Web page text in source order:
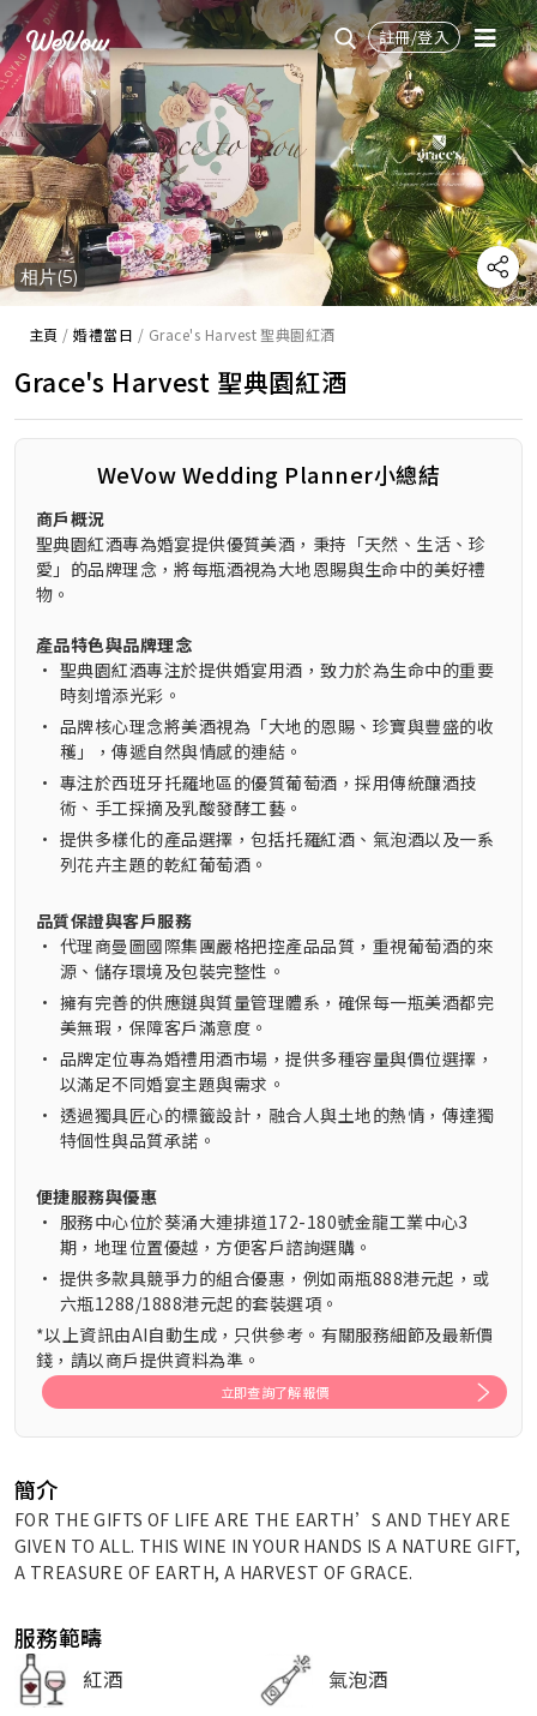
註冊/登入
相片(5)
主頁 /婚禮當日 / Grace's Harvest 聖典園紅酒
Grace's Harvest 聖典園紅酒
WeVow Wedding Planner小總結
商戶概況
聖典園紅酒專為婚宴提供優質美酒，秉持「天然、生活、珍
愛」的品牌理念，將每瓶酒視為大地恩賜與生命中的美好禮
物。
產品特色與品牌理念
• 聖典園紅酒專注於提供婚宴用酒，致力於為生命中的重要
時刻增添光彩。
• 品牌核心理念將美酒視為「大地的恩賜、珍寶與豐盛的收
穫」，傳遞自然與情感的連結。
• 專注於西班牙托羅地區的優質葡萄酒，採用傳統釀酒技
術、手工採摘及乳酸發酵工藝。
• 提供多樣化的產品選擇，包括托羅紅酒、氣泡酒以及一系
列花卉主題的乾紅葡萄酒。
品質保證與客戶服務
• 代理商曼圖國際集團嚴格把控產品品質，重視葡萄酒的來
源、儲存環境及包裝完整性。
• 擁有完善的供應鏈與質量管理體系，確保每一瓶美酒都完
美無瑕，保障客戶滿意度。
• 品牌定位專為婚禮用酒市場，提供多種容量與價位選擇，
以滿足不同婚宴主題與需求。
• 透過獨具匠心的標籤設計，融合人與土地的熱情，傳達獨
特個性與品質承諾。
便捷服務與優惠
• 服務中心位於葵涌大連排道172-180號金龍工業中心3
期，地理位置優越，方便客戶諮詢選購。
• 提供多款具競爭力的組合優惠，例如兩瓶888港元起，或
六瓶1288/1888港元起的套裝選項。
*以上資訊由AI自動生成，只供參考。有關服務細節及最新價
錢，請以商戶提供資料為準。
立即查詢了解報價
簡介
FOR THE GIFTS OF LIFE ARE THE EARTH’S AND THEY ARE
GIVEN TO ALL. THIS WINE IN YOUR HANDS IS A NATURE GIFT,
A TREASURE OF EARTH, A HARVEST OF GRACE.
服務範疇
紅酒 氣泡酒